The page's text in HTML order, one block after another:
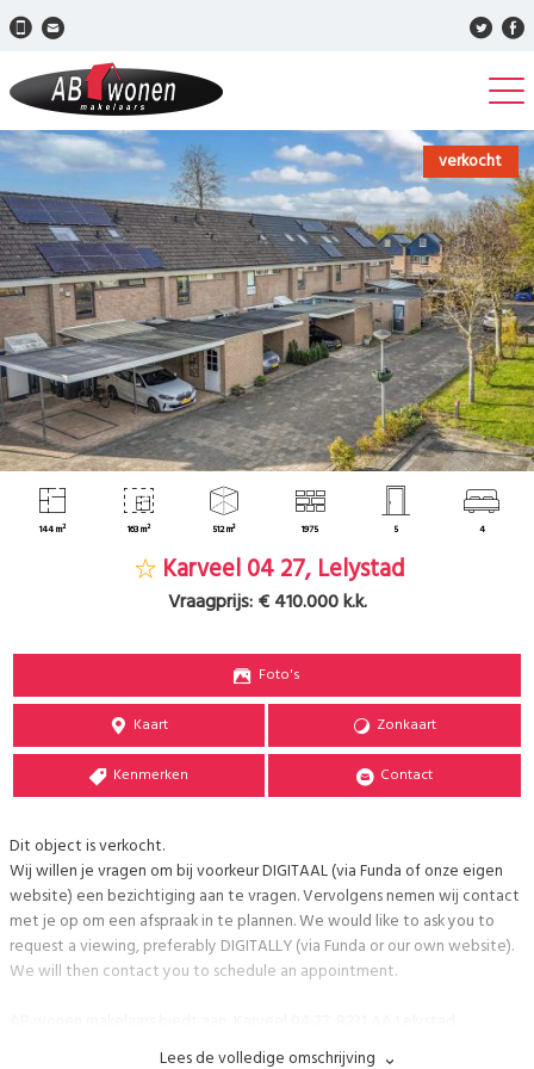
verkocht
144 m² 163 m² 512 m³ 1975 5 4
Karveel 04 27, Lelystad
Vraagprijs:€ 410.000 k.k.
Foto's
Kaart Zonkaart
Kenmerken Contact
Dit object is verkocht.
Wij willen je vragen om bij voorkeur DIGITAAL (via Funda of onze eigen
website) een bezichtiging aan te vragen. Vervolgens nemen wij contact
met je op om een afspraak in te plannen. We would like to ask you to
request a viewing, preferably DIGITALLY (via Funda or our own website).
We will then contact you to schedule an appointment.
Lees de volledige omschrijving